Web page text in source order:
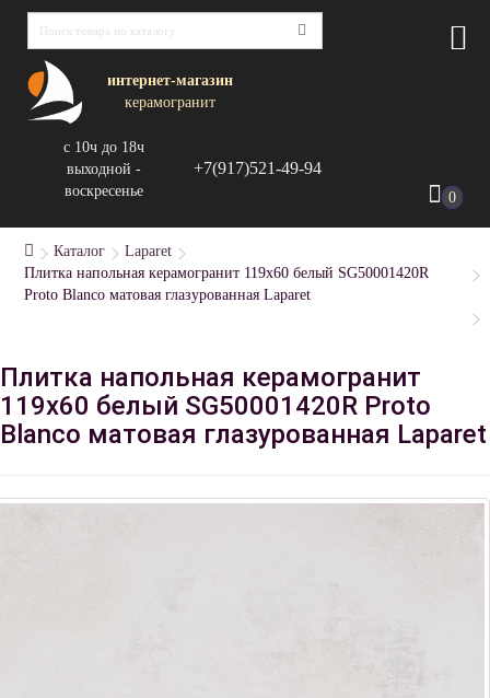
интернет-магазин
керамогранит
с 10ч до 18ч
выходной -
воскресенье
+7(917)521-49-94
0
Каталог
Laparet
Плитка напольная керамогранит 119x60 белый SG50001420R
Proto Blanco матовая глазурованная Laparet
Плитка напольная керамогранит
119x60 белый SG50001420R Proto
Blanco матовая глазурованная Laparet